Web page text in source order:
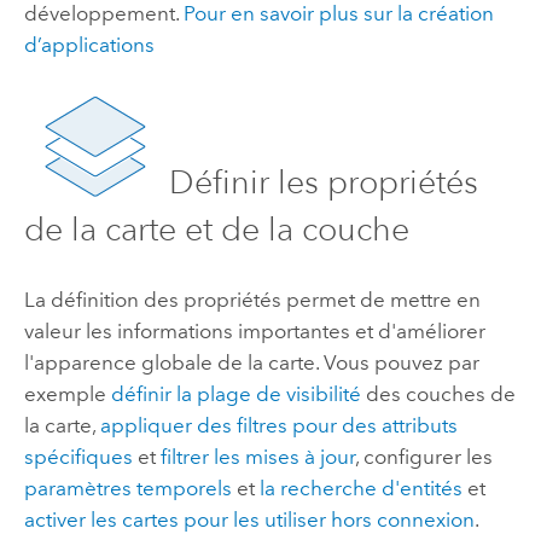
développement. Pour en savoir plus sur la création
d’applications
Définir les propriétés
de la carte et de la couche
La définition des propriétés permet de mettre en
valeur les informations importantes et d'améliorer
l'apparence globale de la carte. Vous pouvez par
exemple définir la plage de visibilité des couches de
la carte, appliquer des filtres pour des attributs
spécifiques et filtrer les mises à jour, configurer les
paramètres temporels et la recherche d'entités et
activer les cartes pour les utiliser hors connexion.